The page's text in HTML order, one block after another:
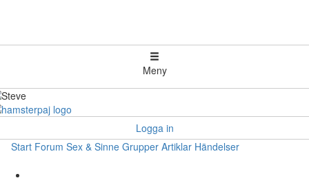
Meny
Logga in
Start Forum Sex & Sinne Grupper Artiklar Händelser